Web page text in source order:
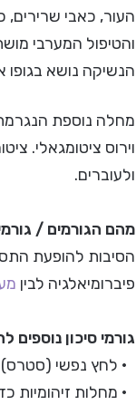
העור, כאבי
והטיפול המערבי
הנשיקה נושא בגופו
וירוס ציטומגאלי.
ולעוברים.
מהם הגורמים /
הסיבות להופעת
פיברומיאלגיה לבין
גורמי סיכון
• לחץ נפשי (סטרס)
• מחלות